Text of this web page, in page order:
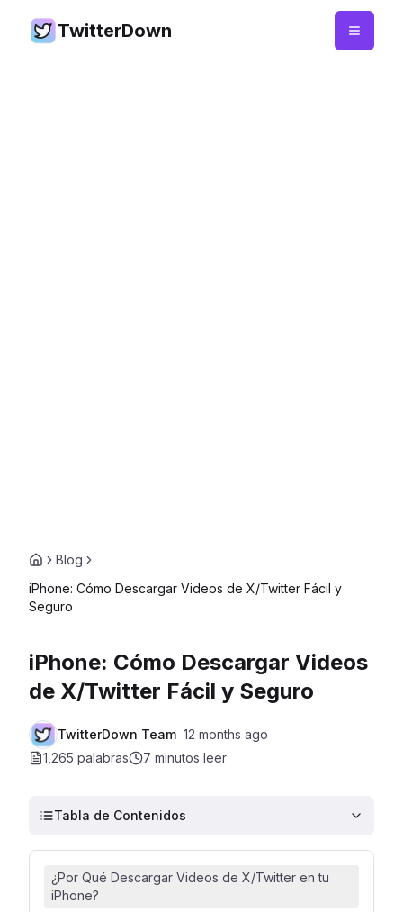
TwitterDown
Blog
iPhone: Cómo Descargar Videos de X/Twitter Fácil y
Seguro
iPhone: Cómo Descargar Videos
de X/Twitter Fácil y Seguro
TwitterDown Team 12 months ago
1,265 palabras
7 minutos leer
Tabla de Contenidos
¿Por Qué Descargar Videos de X/Twitter en tu
iPhone?